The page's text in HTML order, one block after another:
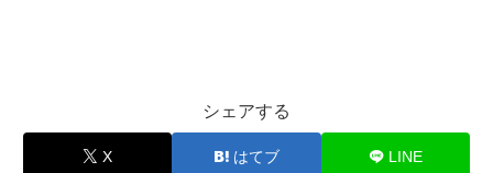
シェアする
X はてブ LINE